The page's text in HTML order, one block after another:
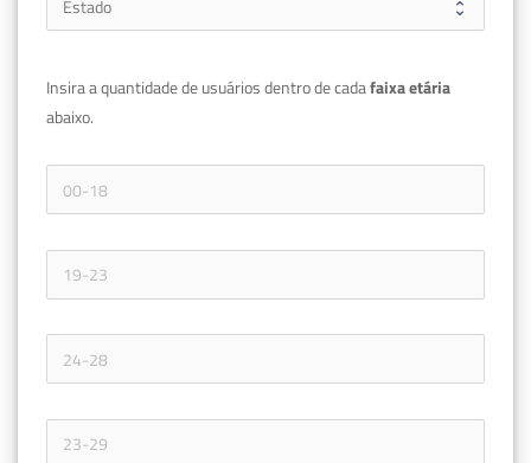
Insira a quantidade de usuários dentro de cada
abaixo.